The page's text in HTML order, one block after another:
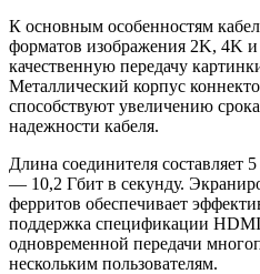
К основным особенностям
форматов изображения 2K, 4K
качественную передачу
Металлический корпус
способствуют увеличению
надежности кабеля.
Длина соединителя составляет
— 10,2 Гбит в секунду.
ферритов обеспечивает
поддержка спецификации
одновременной передачи
нескольким пользователям.